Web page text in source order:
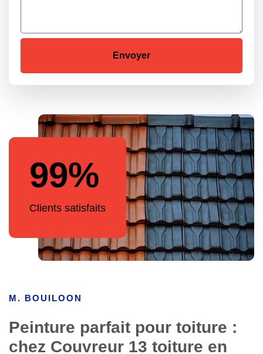
99%
Clients satisfaits
M. BOUILOON
Peinture parfait pour toiture :
chez Couvreur 13 toiture en